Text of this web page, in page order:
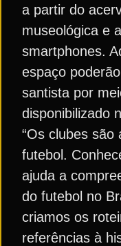
a partir do
museológica e
smartphones.
espaço
santista por
disponibilizado
“Os clubes são
futebol.
ajuda a
do futebol no
criamos os
referências à